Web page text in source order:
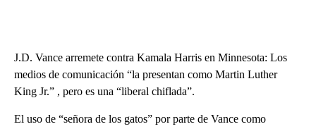
J.D. Vance arremete contra Kamala Harris en Minnesota: Los
medios de comunicación “la presentan como Martin Luther
King Jr.” , pero es una “liberal chiflada”.
El uso de “señora de los gatos” por parte de Vance como